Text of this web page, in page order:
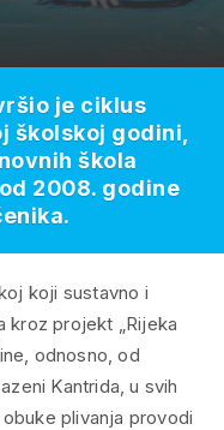
koji sustavno i
kroz projekt „Rijeka
odnosno, od
Kantrida, u svih
plivanja provodi
je ciklus
školskoj godini,
škola
2008. godine